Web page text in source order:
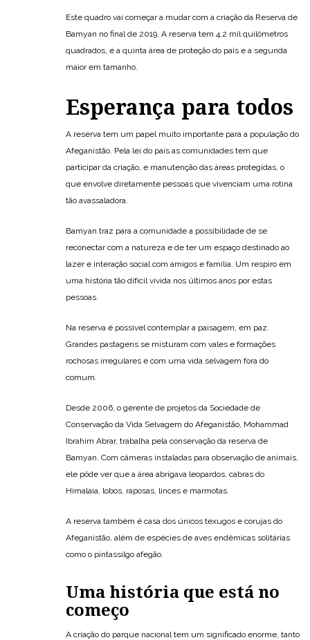
Este quadro vai começar a mudar com a criação da Reserva de
Bamyan no final de 2019. A reserva tem 4,2 mil quilômetros
quadrados, é a quinta área de proteção do país e a segunda
maior em tamanho.
Esperança para todos
A reserva tem um papel muito importante para a população do
Afeganistão. Pela lei do país as comunidades tem que
participar da criação, e manutenção das áreas protegidas, o
que envolve diretamente pessoas que vivenciam uma rotina
tão avassaladora.
Bamyan traz para a comunidade a possibilidade de se
reconectar com a natureza e de ter um espaço destinado ao
lazer e interação social com amigos e família. Um respiro em
uma história tão difícil vivida nos últimos anos por estas
pessoas.
Na reserva é possível contemplar a paisagem, em paz.
Grandes pastagens se misturam com vales e formações
rochosas irregulares e com uma vida selvagem fora do
comum.
Desde 2006, o gerente de projetos da Sociedade de
Conservação da Vida Selvagem do Afeganistão, Mohammad
Ibrahim Abrar, trabalha pela conservação da reserva de
Bamyan. Com câmeras instaladas para observação de animais,
ele pôde ver que a área abrigava leopardos, cabras do
Himalaia, lobos, raposas, linces e marmotas.
A reserva também é casa dos únicos texugos e corujas do
Afeganistão, além de espécies de aves endêmicas solitárias
como o pintassilgo afegão.
Uma história que está no
começo
A criação do parque nacional tem um significado enorme, tanto